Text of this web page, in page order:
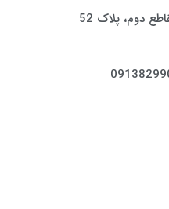
دوم، پلاک 52